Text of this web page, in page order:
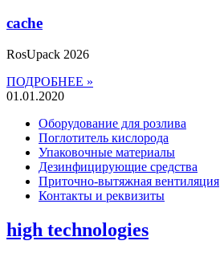
cache
RosUpack 2026
ПОДРОБНЕЕ »
01.01.2020
Оборудование для розлива
Поглотитель кислорода
Упаковочные материалы
Дезинфицирующие средства
Приточно-вытяжная вентиляция
Контакты и реквизиты
high technologies